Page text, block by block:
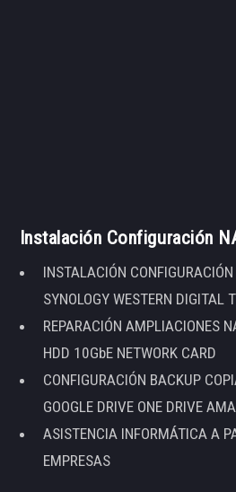
Instalación Configuración
INSTALACIÓN
SYNOLOGY WESTERN DIGITAL
REPARACIÓN AMPLIACIONES
HDD 10GbE NETWORK CARD
CONFIGURACIÓN BACKUP
GOOGLE DRIVE ONE DRIVE
ASISTENCIA INFORMÁTICA A
EMPRESAS